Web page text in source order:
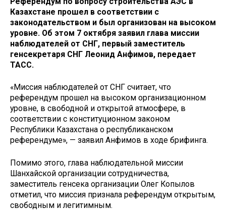
Казахстане прошел в соответствии с
законодательством и был организован на высоком
уровне. Об этом 7 октября заявил глава миссии
наблюдателей от СНГ, первый заместитель
генсекретаря СНГ Леонид Анфимов, передает
ТАСС.
«Миссия наблюдателей от СНГ считает, что
референдум прошел на высоком организационном
уровне, в свободной и открытой атмосфере, в
соответствии с конституционном законом
Республики Казахстана о республиканском
референдуме», — заявил Анфимов в ходе брифинга.
Помимо этого, глава наблюдательной миссии
Шанхайской организации сотрудничества,
заместитель генсека организации Олег Копылов
отметил, что миссия признала референдум открытым,
свободным и легитимным.